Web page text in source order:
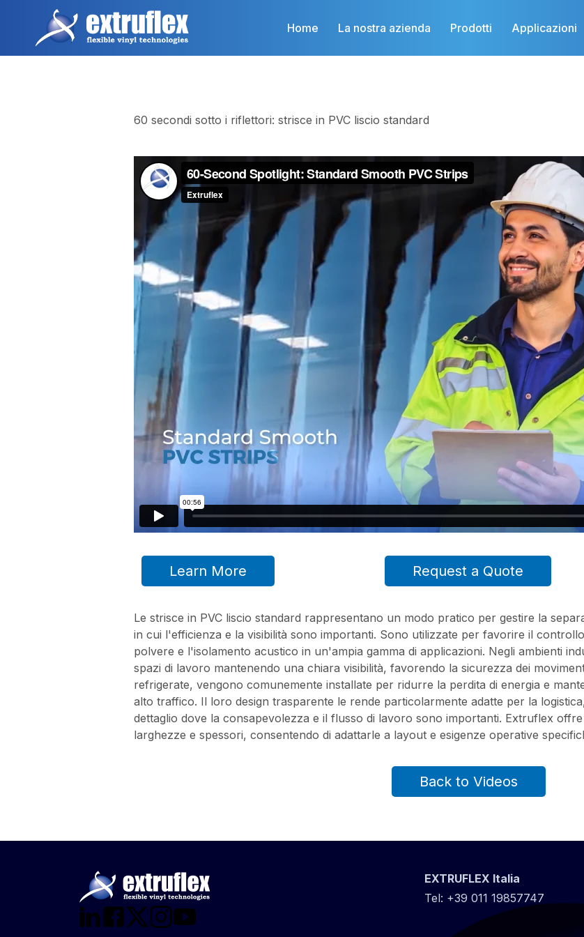
contenuto
principale
Home La nostra azienda Prodotti Applicazioni
60 secondi sotto i riflettori: strisce in PVC liscio standard
Learn More Request a Quote
Le strisce in PVC liscio standard rappresentano un modo pratico per gestire la
in cui l'efficienza e la visibilità sono importanti. Sono utilizzate per favorire il
polvere e l'isolamento acustico in un'ampia gamma di applicazioni. Negli ambienti
spazi di lavoro mantenendo una chiara visibilità, favorendo la sicurezza dei
refrigerate, vengono comunemente installate per ridurre la perdita di energia e
alto traffico. Il loro design trasparente le rende particolarmente adatte per la
dettaglio dove la consapevolezza e il flusso di lavoro sono importanti. Extruflex
larghezze e spessori, consentendo di adattarle a layout e esigenze operative
Back to Videos
EXTRUFLEX Italia
Tel: +39 011 19857747